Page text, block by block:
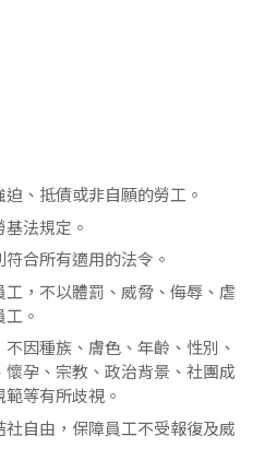
、抵債或非自願的勞工。
法規定。
合所有適用的法令。
，不以體罰、威脅、侮辱、虐
。
因種族、膚色、年齡、性別、
孕、宗教、政治背景、社團成
等有所歧視。
自由，保障員工不受報復及威